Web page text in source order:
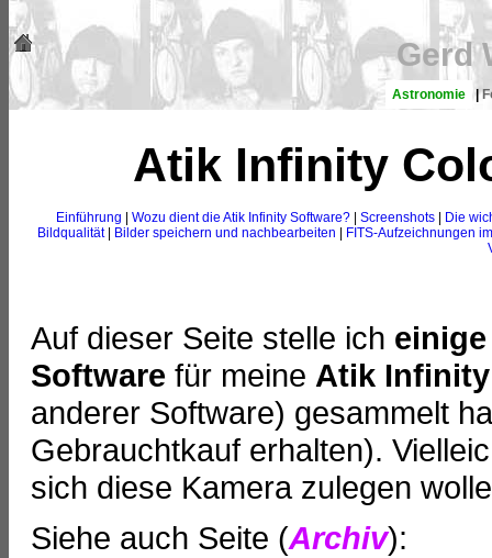
Gerd
Astronomie |
Atik Infinity
Einführung Wozu dient die Atik Infinity Software?| Screenshots|
Die
Bildqualität| Bilder speichern und nachbearbeiten
FITS-Aufzeichnungen
Auf dieser Seite stelle ich
Software für meine Atik
anderer Software) gesammelt
Gebrauchtkauf erhalten).
sich diese Kamera zulegen
Siehe auch Seite (Archiv):